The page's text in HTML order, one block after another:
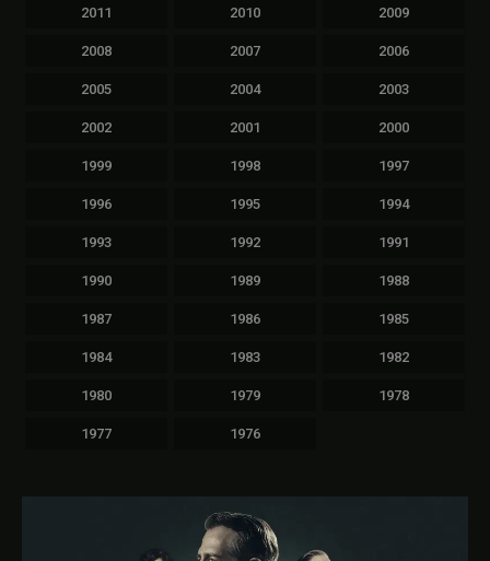
2011 2010 2009
2008 2007 2006
2005 2004 2003
2002 2001 2000
1999 1998 1997
1996 1995 1994
1993 1992 1991
1990 1989 1988
1987 1986 1985
1984 1983 1982
1980 1979 1978
1977 1976